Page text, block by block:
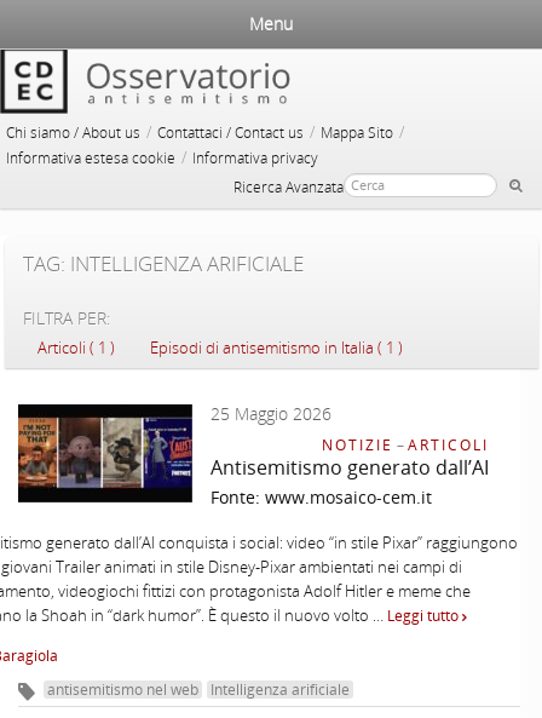
Chi siamo / About us / Contattaci / Contact us / Mappa Sito /
Informativa estesa cookie / Informativa privacy
Ricerca Avanzata
Menu
TAG: INTELLIGENZA ARIFICIALE
FILTRA PER:
Articoli ( 1 ) Episodi di antisemitismo in Italia ( 1 )
25 Maggio 2026
NOTIZIE –ARTICOLI
Antisemitismo generato dall’AI
Fonte: www.mosaico-cem.it
generato dall’AI conquista i social: video “in stile Pixar” raggiungono
Trailer animati in stile Disney-Pixar ambientati nei campi di
videogiochi fittizi con protagonista Adolf Hitler e meme che
la Shoah in “dark humor”. È questo il nuovo volto … Leggi tutto
antisemitismo nel web Intelligenza arificiale